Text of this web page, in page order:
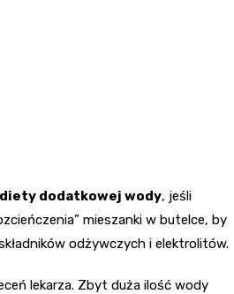
dodatkowej wody, jeśli
mieszanki w butelce, by
odżywczych i elektrolitów.
lekarza. Zbyt duża ilość wody